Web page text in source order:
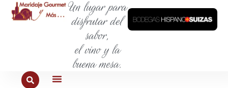
Un lugar para
disfrutar del
sabor,
el vino y la
buena mesa.